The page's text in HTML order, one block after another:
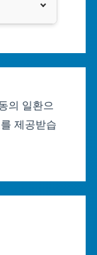
의 일환으
제공받습